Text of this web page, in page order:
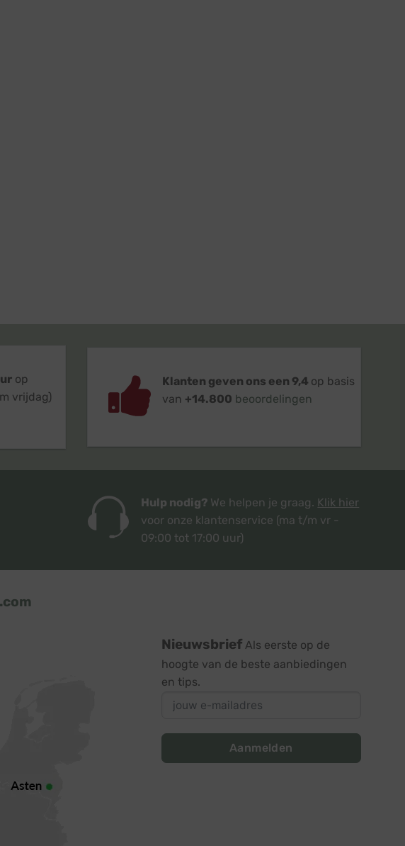
op
vrijdag)
Klanten geven ons een 9,4 op basis
van +14.800 beoordelingen
Hulp nodig? We helpen je graag. Klik hier
voor onze klantenservice (ma t/m vr -
09:00 tot 17:00 uur)
Nieuwsbrief Als eerste op de
hoogte van de beste aanbiedingen
en tips.
Aanmelden